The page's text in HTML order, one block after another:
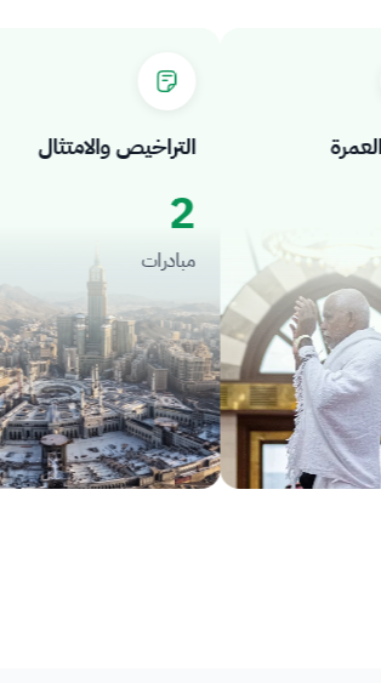
التراخيص والامتثال
مبادرات